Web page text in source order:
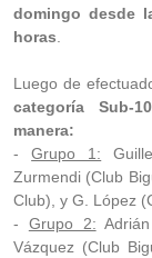
domingo desde
horas
Luego de
categoría Sub-
manera:
-Grupo 1:
Zurmendi (Club
Club), y G. López
- Grupo 2:
Vázquez (Club